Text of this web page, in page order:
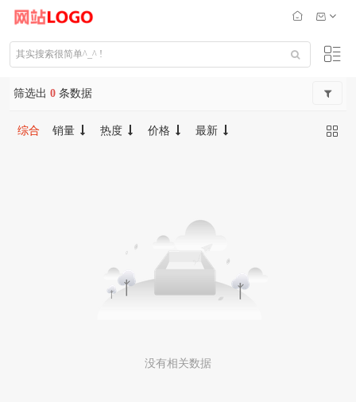
筛选出 0 条数据
综合 销量 热度 价格 最新
没有相关数据